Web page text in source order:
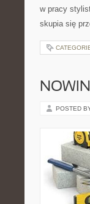
w pracy
skupia się
POSTED